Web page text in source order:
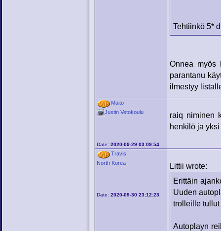
Tehtiinkö 5*
Onnea myös
parantanu
ilmestyy
Maito
Justin Vetokoulu
Date:2020-09-29 03:09:54
raiq niminen
henkilö ja
Travis
North Korea
Date:2020-09-30 23:12:23
Littii wrote:
Erittäin
Uuden
trolleille
Autoplayn